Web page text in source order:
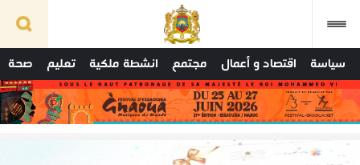
سياسة اقتصاد و أعمال مجتمع انشطة ملكية تعليم صحة